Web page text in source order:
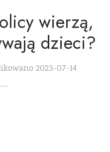
wierzą,
dzieci?
2023-07-14